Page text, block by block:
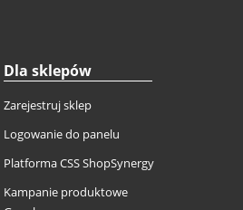
Dla sklepów
Zarejestruj sklep
Logowanie do panelu
Platforma CSS ShopSynergy
Kampanie produktowe